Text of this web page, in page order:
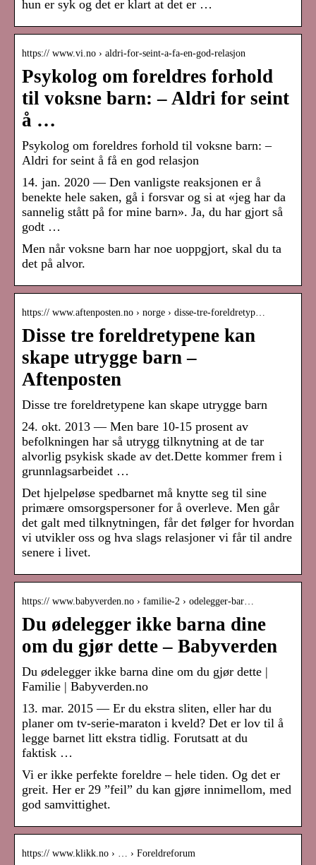
hun er syk og det er klart at det er …
https:// www.vi.no › aldri-for-seint-a-fa-en-god-relasjon
Psykolog om foreldres forhold
til voksne barn: – Aldri for seint
å …
Psykolog om foreldres forhold til voksne barn: –
Aldri for seint å få en god relasjon
14. jan. 2020 — Den vanligste reaksjonen er å
benekte hele saken, gå i forsvar og si at «jeg har da
sannelig stått på for mine barn». Ja, du har gjort så
godt …
Men når voksne barn har noe uoppgjort, skal du ta
det på alvor.
https:// www.aftenposten.no › norge › disse-tre-foreldretyp…
Disse tre foreldretypene kan
skape utrygge barn –
Aftenposten
Disse tre foreldretypene kan skape utrygge barn
24. okt. 2013 — Men bare 10-15 prosent av
befolkningen har så utrygg tilknytning at de tar
alvorlig psykisk skade av det.Dette kommer frem i
grunnlagsarbeidet …
Det hjelpeløse spedbarnet må knytte seg til sine
primære omsorgspersoner for å overleve. Men går
det galt med tilknytningen, får det følger for hvordan
vi utvikler oss og hva slags relasjoner vi får til andre
senere i livet.
https:// www.babyverden.no › familie-2 › odelegger-bar…
Du ødelegger ikke barna dine
om du gjør dette – Babyverden
Du ødelegger ikke barna dine om du gjør dette |
Familie | Babyverden.no
13. mar. 2015 — Er du ekstra sliten, eller har du
planer om tv-serie-maraton i kveld? Det er lov til å
legge barnet litt ekstra tidlig. Forutsatt at du
faktisk …
Vi er ikke perfekte foreldre – hele tiden. Og det er
greit. Her er 29 ”feil” du kan gjøre innimellom, med
god samvittighet.
https:// www.klikk.no › … › Foreldreforum